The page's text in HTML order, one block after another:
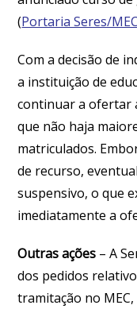
(Portaria Seres/
Com a decisão de
a instituição de
continuar a ofertar
que não haja
matriculados.
de recurso,
suspensivo, o que
imediatamente a
Outras ações – A
dos pedidos
tramitação no